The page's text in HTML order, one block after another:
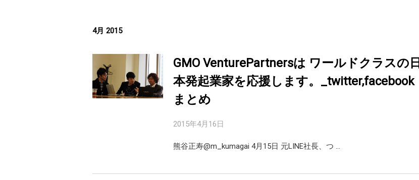
4月 2015
GMO VenturePartnersは ワールドクラスの日
本発起業家を応援します。_twitter,facebook
まとめ
2015年4月16日
熊谷正寿@m_kumagai 4月15日 元LINE社長、つ …